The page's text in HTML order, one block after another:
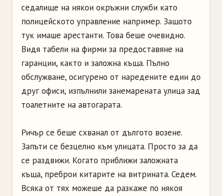
седалище на някои окръжни служби като
полицейското управление например. Защото
тук имаше арестанти. Това беше очевидно.
Видя табели на фирми за предоставяне на
гаранции, както и заложна къща. Пълно
обслужване, осигурено от наредените един до
друг офиси, изпълнили занемарената улица зад
тоалетните на автогарата.
Ричър се беше схванал от дългото возене.
Запъти се безцелно към улицата. Просто за да
се раздвижи. Когато приближи заложната
къща, преброи китарите на витрината. Седем.
Всяка от тях можеше да разкаже по някоя